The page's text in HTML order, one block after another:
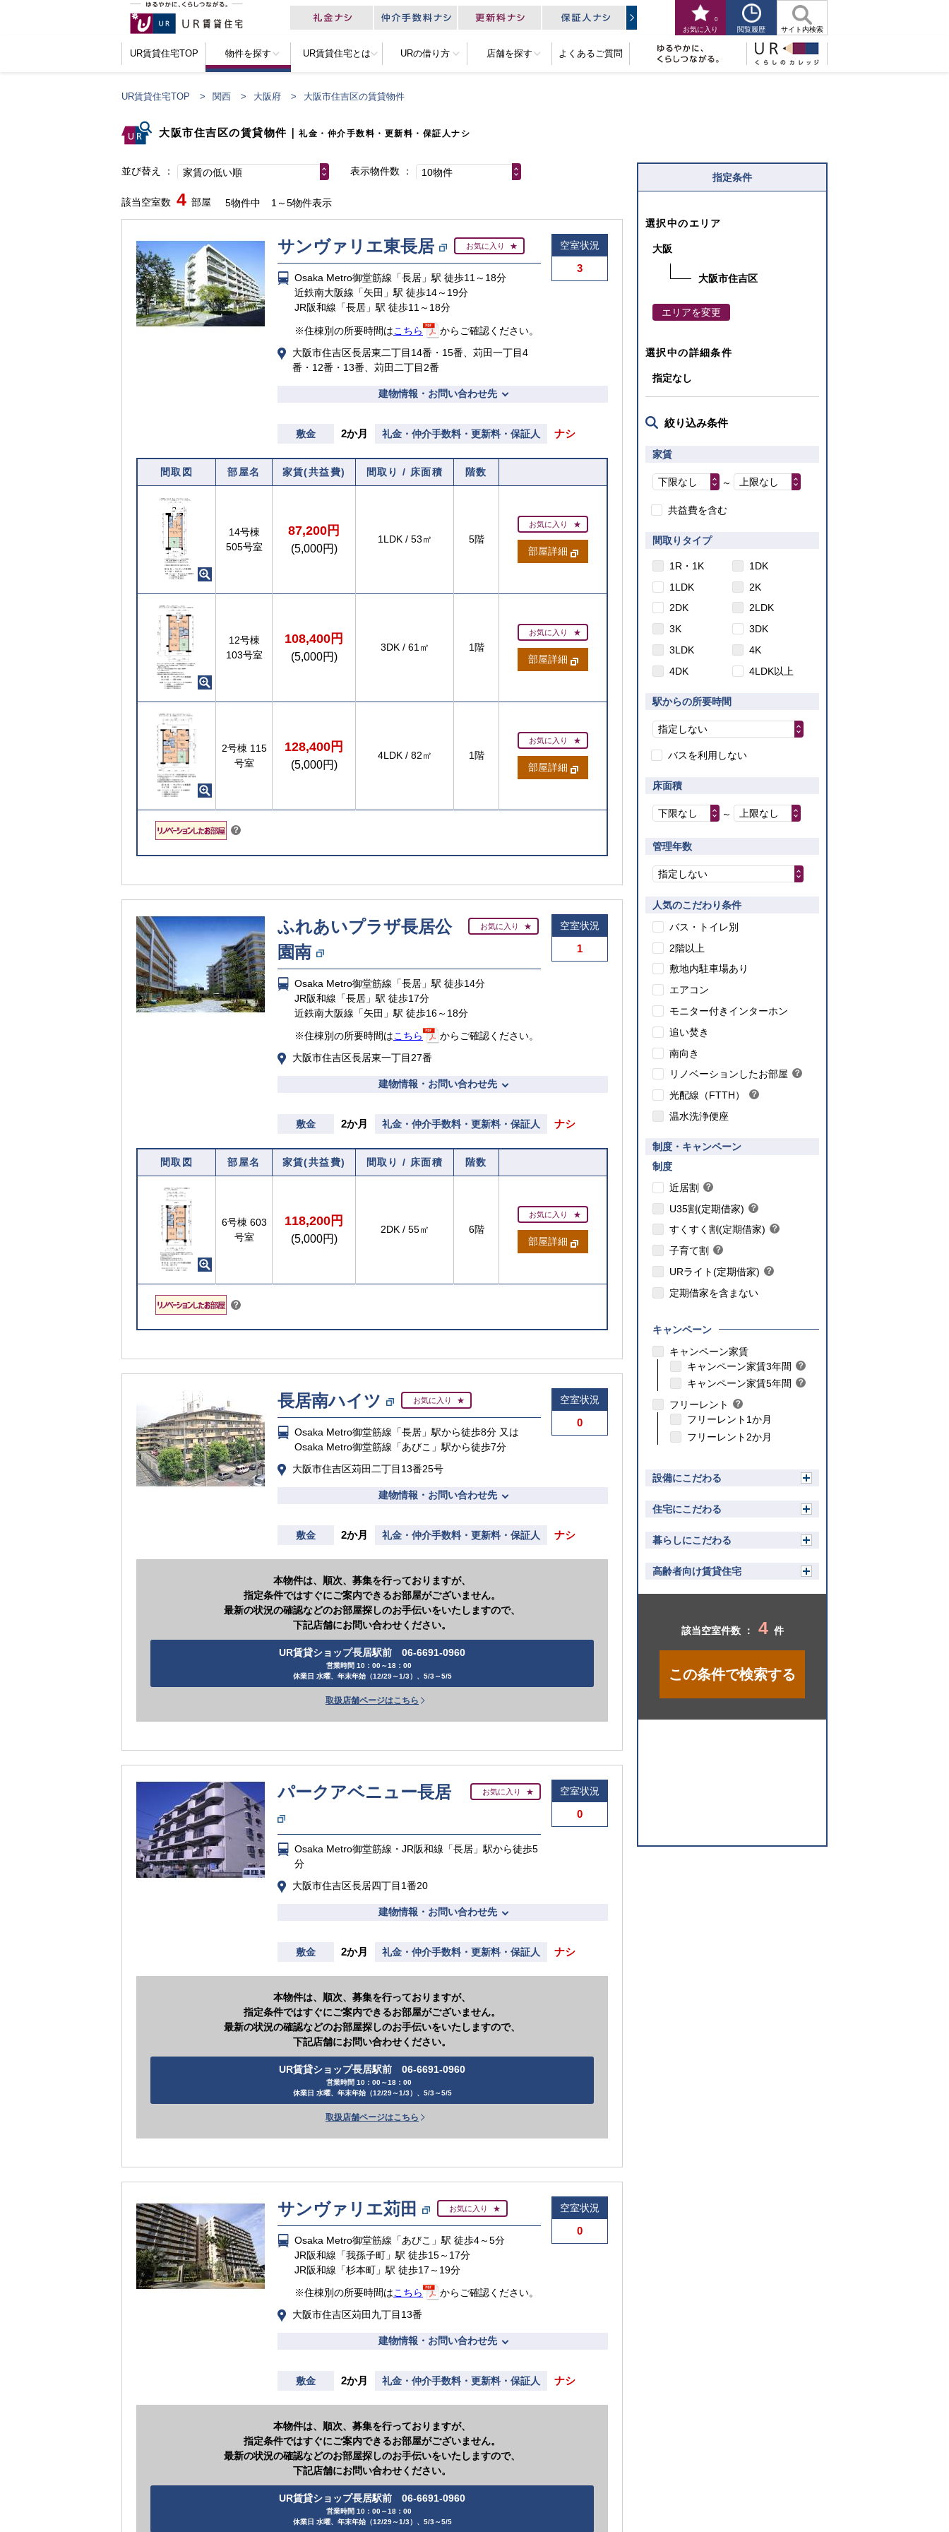
お気に入り
0
閲覧履歴 サイト内検索
UR賃貸住宅TOP 物件を探す UR賃貸住宅とは URの借り方 店舗を探す よくあるご質問
UR賃貸住宅TOP 関西 大阪府 大阪市住吉区の賃貸物件
大阪市住吉区の賃貸物件 ｜礼金・仲介手数料・更新料・保証人ナシ
並び替え 家賃の低い順 表示物件数 10物件
該当空室数 4 部屋 5物件中 1～5物件表示
サンヴァリエ東長居 お気に入り
Osaka Metro御堂筋線「長居」駅 徒歩11～18分
近鉄南大阪線「矢田」駅 徒歩14～19分
JR阪和線「長居」駅 徒歩11～18分
※住棟別の所要時間はこちら
からご確認ください。
大阪市住吉区長居東二丁目14番・15番、苅田一丁目4
番・12番・13番、苅田二丁目2番
空室状況
3
建物情報・お問い合わせ先
敷金 2か月 礼金・仲介手数料・更新料・保証人 ナシ
間取図 部屋名 家賃(共益費) 間取り / 床面積 階数
14号棟
505号室
87,200円
(5,000円)
1LDK / 53㎡ 5階
お気に入り
部屋詳細
12号棟
103号室
108,400円
(5,000円)
3DK / 61㎡ 1階
お気に入り
部屋詳細
2号棟 115
号室
128,400円
(5,000円)
4LDK / 82㎡ 1階
お気に入り
部屋詳細
？
こちら
ふれあいプラザ長居公
園南
お気に入り
Osaka Metro御堂筋線「長居」駅 徒歩14分
JR阪和線「長居」駅 徒歩17分
近鉄南大阪線「矢田」駅 徒歩16～18分
※住棟別の所要時間はこちら
からご確認ください。
大阪市住吉区長居東一丁目27番
空室状況
1
建物情報・お問い合わせ先
敷金 2か月 礼金・仲介手数料・更新料・保証人 ナシ
間取図 部屋名 家賃(共益費) 間取り / 床面積 階数
6号棟 603
号室
118,200円
(5,000円)
2DK / 55㎡ 6階
お気に入り
部屋詳細
？
こちら
長居南ハイツ お気に入り
Osaka Metro御堂筋線「長居」駅から徒歩8分 又は
Osaka Metro御堂筋線「あびこ」駅から徒歩7分
大阪市住吉区苅田二丁目13番25号
空室状況
0
建物情報・お問い合わせ先
敷金 2か月 礼金・仲介手数料・更新料・保証人 ナシ
本物件は、順次、募集を行っておりますが、
指定条件ではすぐにご案内できるお部屋がございません。
最新の状況の確認などのお部屋探しのお手伝いをいたしますので、
下記店舗にお問い合わせください。
UR賃貸ショップ長居駅前 06-6691-0960
営業時間 10：00～18：00
休業日 水曜、年末年始（12/29～1/3）、5/3～5/5
取扱店舗ページはこちら
パークアベニュー長居 お気に入り
Osaka Metro御堂筋線・JR阪和線「長居」駅から徒歩5
分
大阪市住吉区長居四丁目1番20
空室状況
0
建物情報・お問い合わせ先
敷金 2か月 礼金・仲介手数料・更新料・保証人 ナシ
本物件は、順次、募集を行っておりますが、
指定条件ではすぐにご案内できるお部屋がございません。
最新の状況の確認などのお部屋探しのお手伝いをいたしますので、
下記店舗にお問い合わせください。
UR賃貸ショップ長居駅前 06-6691-0960
営業時間 10：00～18：00
休業日 水曜、年末年始（12/29～1/3）、5/3～5/5
取扱店舗ページはこちら
サンヴァリエ苅田 お気に入り
Osaka Metro御堂筋線「あびこ」駅 徒歩4～5分
JR阪和線「我孫子町」駅 徒歩15～17分
JR阪和線「杉本町」駅 徒歩17～19分
※住棟別の所要時間はこちら
からご確認ください。
大阪市住吉区苅田九丁目13番
空室状況
0
建物情報・お問い合わせ先
敷金 2か月 礼金・仲介手数料・更新料・保証人 ナシ
本物件は、順次、募集を行っておりますが、
指定条件ではすぐにご案内できるお部屋がございません。
最新の状況の確認などのお部屋探しのお手伝いをいたしますので、
下記店舗にお問い合わせください。
UR賃貸ショップ長居駅前 06-6691-0960
営業時間 10：00～18：00
休業日 水曜、年末年始（12/29～1/3）、5/3～5/5
指定条件
選択中のエリア
大阪
大阪市住吉区
エリアを変更
選択中の詳細条件
指定なし
絞り込み条件
家賃
下限なし ～ 上限なし
共益費を含む
間取りタイプ
1R・1K
1DK
1LDK
2K
2DK
2LDK
3K
3DK
3LDK
4K
4DK
4LDK以上
駅からの所要時間
指定しない
バスを利用しない
床面積
下限なし ～ 上限なし
管理年数
指定しない
人気のこだわり条件
バス・トイレ別
2階以上
敷地内駐車場あり
エアコン
モニター付きインターホン
追い焚き
南向き
リノベーションしたお部屋 ？
光配線（FTTH） ？
賃貸住宅のインターネット対応について
温水洗浄便座
制度・キャンペーン
制度
近居割
？
ン
ト
こちら
U35割(定期借家) ？
ン
【ご入居要件あり】35歳以下の方限定
こちら
すくすく割(定期借家) ？
ト
【ご入居要件あり】満18歳未満のお子様を
扶養、もしくはご妊娠されている方限定
こちら
子育て割 ？
ン
ト
【ご入居要件あり】子育て世帯や新婚世帯
こちら
URライト(定期借家) ？
こちら
定期借家を含まない
キャンペーン
キャンペーン家賃
キャンペーン家賃3年間 ？
ヒ
キャンペーン家賃5年間 ？
こちら
フリーレント ？
ヒ
ト
こちら
フリーレント1か月
フリーレント2か月
設備にこだわる
く住宅にこだわる
く暮らしにこだわる
く高齢者向け賃貸住宅
該当空室件数 ： 4 件
この条件で検索する